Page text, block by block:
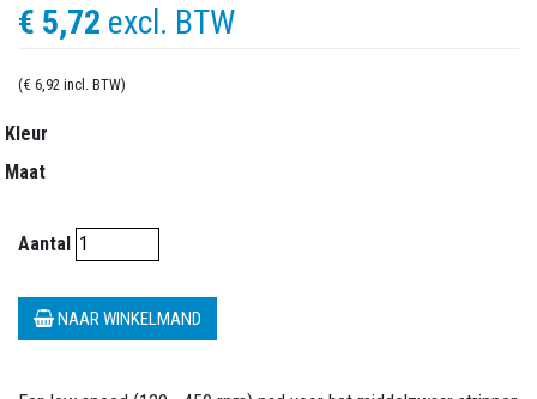
€ 5,72 excl. BTW
(€ 6,92 incl. BTW)
Kleur
Maat
Aantal
NAAR WINKELMAND